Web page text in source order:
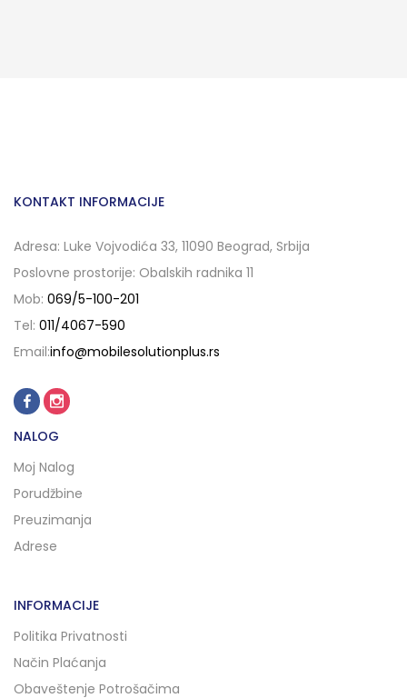
KONTAKT INFORMACIJE
Adresa: Luke Vojvodića 33, 11090 Beograd, Srbija
Poslovne prostorije: Obalskih radnika 11
Mob: 069/5-100-201
Tel: 011/4067-590
Email:info@mobilesolutionplus.rs
NALOG
Moj Nalog
Porudžbine
Preuzimanja
Adrese
INFORMACIJE
Politika Privatnosti
Način Plaćanja
Obaveštenje Potrošačima